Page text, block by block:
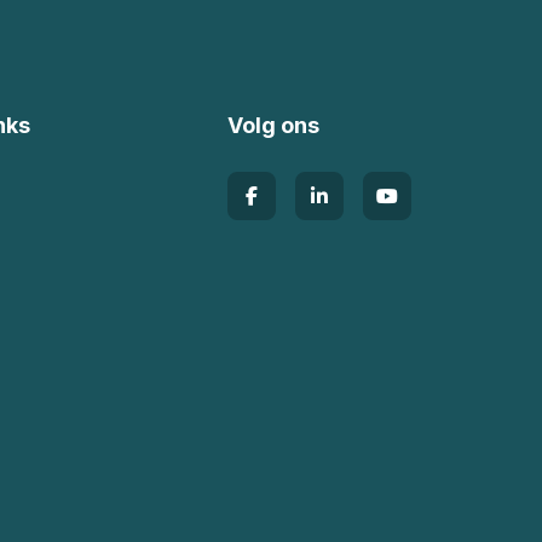
Volg ons